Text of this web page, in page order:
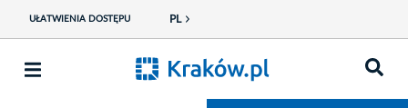
UŁATWIENIA DOSTĘPU PL